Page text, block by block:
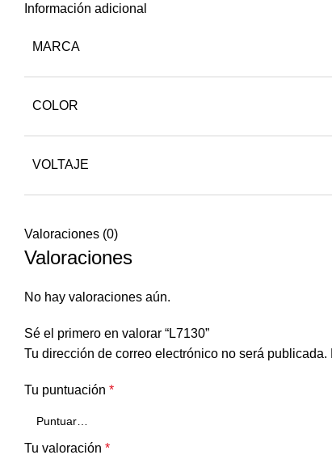
Información adicional
MARCA
COLOR
VOLTAJE
Valoraciones (0)
Valoraciones
No hay valoraciones aún.
Sé el primero en valorar “L7130”
Tu dirección de correo electrónico no será publicada.
Tu puntuación *
Tu valoración *